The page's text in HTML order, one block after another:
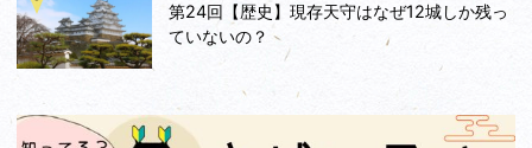
第24回【歴史】現存天守はなぜ12城しか残っ
ていないの？